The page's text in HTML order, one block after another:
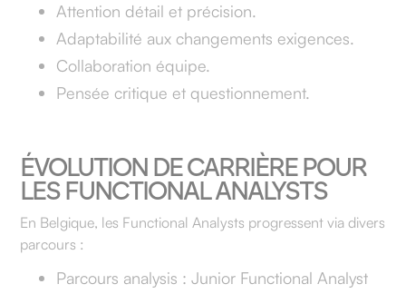
Attention détail et précision.
Adaptabilité aux changements exigences.
Collaboration équipe.
Pensée critique et questionnement.
ÉVOLUTION DE CARRIÈRE POUR
LES FUNCTIONAL ANALYSTS
En Belgique, les Functional Analysts progressent via divers
parcours :
Parcours analysis : Junior Functional Analyst